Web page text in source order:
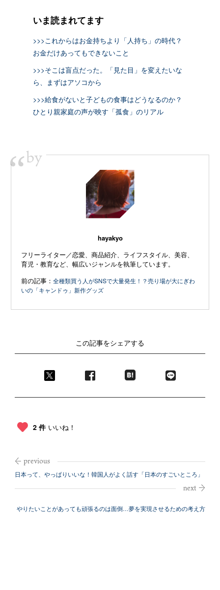
いま読まれてます
>>>これからはお金持ちより「人持ち」の時代？
お金だけあってもできないこと
>>>そこは盲点だった。「見た目」を変えたいな
ら、まずはアソコから
>>>給食がないと子どもの食事はどうなるのか？
ひとり親家庭の声が映す「孤食」のリアル
“by
hayakyo
フリーライター／恋愛、商品紹介、ライフスタイル、美容、
育児・教育など、幅広いジャンルを執筆しています。
前の記事：全種類買う人がSNSで大量発生！？売り場が大にぎわ
いの「キャンドゥ」新作グッズ
この記事をシェアする
2 件 いいね！
日本って、やっぱりいいな！韓国人がよく話す「日本のすごいところ」
やりたいことがあっても頑張るのは面倒…夢を実現させるための考え方